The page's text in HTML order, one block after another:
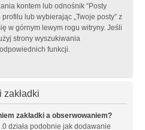
kontem lub odnośnik “Posty
lub wybierając „Twoje posty” z
w górnym lewym rogu witryny. Jeśli
strony wyszukiwania
funkcji.
zakładki a obserwowaniem?
działa podobnie jak dodawanie